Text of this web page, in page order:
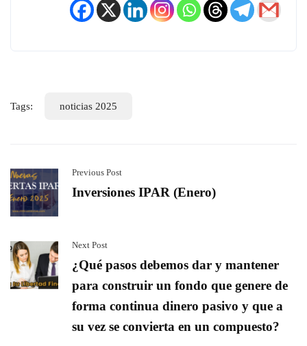
Tags: noticias 2025
Previous Post
Inversiones IPAR (Enero)
Next Post
¿Qué pasos debemos dar y mantener
para construir un fondo que genere de
forma continua dinero pasivo y que a
su vez se convierta en un compuesto?